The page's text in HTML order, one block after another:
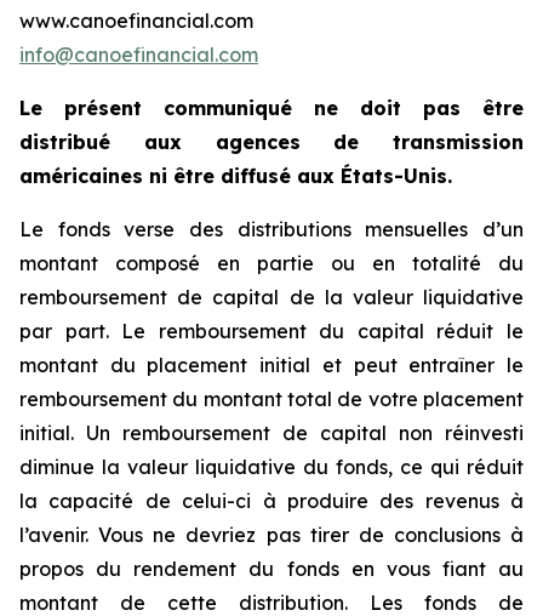
www.canoefinancial.com
info@canoefinancial.com
Le présent communiqué ne doit pas être
distribué aux agences de transmission
américaines ni être diffusé aux États-Unis.
Le fonds verse des distributions mensuelles d’un
montant composé en partie ou en totalité du
remboursement de capital de la valeur liquidative
par part. Le remboursement du capital réduit le
montant du placement initial et peut entraîner le
remboursement du montant total de votre placement
initial. Un remboursement de capital non réinvesti
diminue la valeur liquidative du fonds, ce qui réduit
la capacité de celui-ci à produire des revenus à
l’avenir. Vous ne devriez pas tirer de conclusions à
propos du rendement du fonds en vous fiant au
montant de cette distribution. Les fonds de